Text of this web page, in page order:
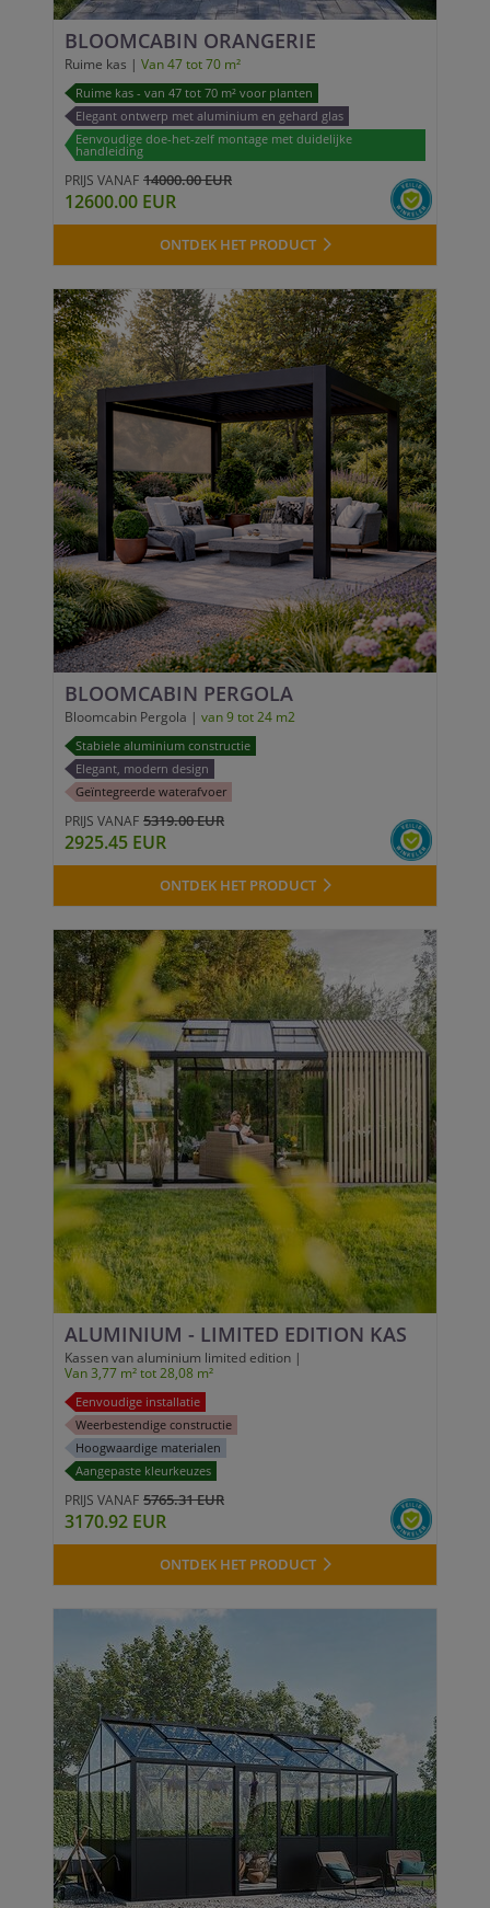
BLOOMCABIN ORANGERIE
Ruime kas | Van 47 tot 70 m²
Ruime kas - van 47 tot 70 m² voor planten
Elegant ontwerp met aluminium en gehard glas
Eenvoudige doe-het-zelf montage met duidelijke
handleiding
PRIJS VANAF 14000.00 EUR
12600.00 EUR
ONTDEK HET PRODUCT
BLOOMCABIN PERGOLA
Bloomcabin Pergola | van 9 tot 24 m2
Stabiele aluminium constructie
Elegant, modern design
Geïntegreerde waterafvoer
PRIJS VANAF 5319.00 EUR
2925.45 EUR
ONTDEK HET PRODUCT
ALUMINIUM - LIMITED EDITION KAS
Kassen van aluminium limited edition |
Van 3,77 m² tot 28,08 m²
Eenvoudige installatie
Weerbestendige constructie
Hoogwaardige materialen
Aangepaste kleurkeuzes
PRIJS VANAF 5765.31 EUR
3170.92 EUR
ONTDEK HET PRODUCT